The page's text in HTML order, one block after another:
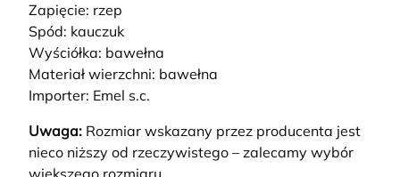
Zapięcie: rzep
Spód: kauczuk
Wyściółka: bawełna
Materiał wierzchni: bawełna
Importer: Emel s.c.
Uwaga: Rozmiar wskazany przez producenta jest
nieco niższy od rzeczywistego – zalecamy wybór